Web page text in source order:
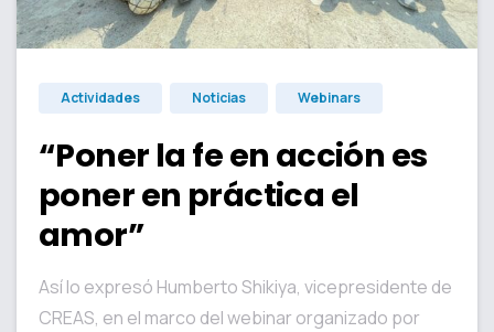
1
Actividades Noticias Webinars
“Poner la fe en acción es
poner en práctica el
amor”
Así lo expresó Humberto Shikiya, vicepresidente de
CREAS, en el marco del webinar organizado por